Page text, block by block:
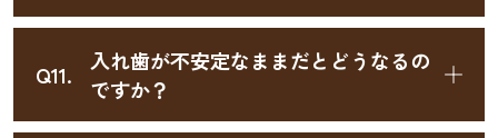
Q11.
入れ歯が不安定なままだとどうなるの
ですか？